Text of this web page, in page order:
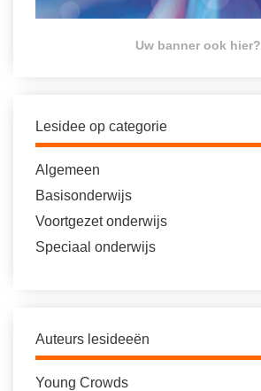
Uw banner ook hier?
Lesidee op categorie
Algemeen
Basisonderwijs
Voortgezet onderwijs
Speciaal onderwijs
Auteurs lesideeën
Young Crowds